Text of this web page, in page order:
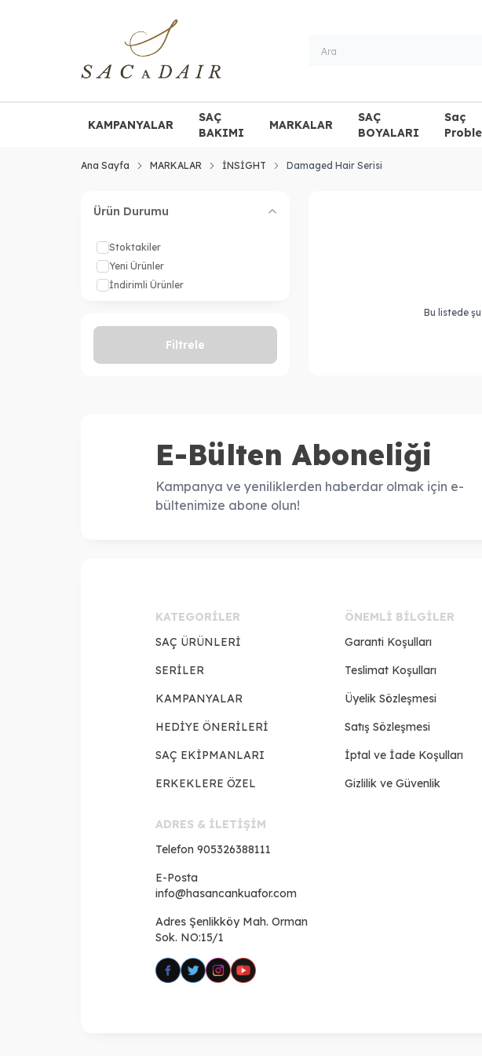
KAMPANYALAR
SAÇ
BAKIMI
MARKALAR
SAÇ
BOYALARI
Saç
Ana Sayfa MARKALAR İNSİGHT Damaged Hair Serisi
Ürün Durumu
Stoktakiler
Yeni Ürünler
İndirimli Ürünler
Filtrele
Bu listede
E-Bülten Aboneliği
Kampanya ve yeniliklerden haberdar olmak için e-
bültenimize abone olun!
KATEGORILER
SAÇ ÜRÜNLERİ
SERİLER
KAMPANYALAR
HEDİYE ÖNERİLERİ
SAÇ EKİPMANLARI
ERKEKLERE ÖZEL
ÖNEMLI BILGILER
Garanti Koşulları
Teslimat Koşulları
Üyelik Sözleşmesi
Satış Sözleşmesi
İptal ve İade Koşulları
Gizlilik ve Güvenlik
ADRES & İLETİŞİM
Telefon 905326388111
E-Posta
info@hasancankuafor.com
Adres Şenlikköy Mah. Orman
Sok. NO:15/1